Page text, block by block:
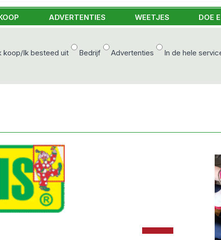
ADVERTENTIES WEETJES DOE
koop/Ik besteed uit Bedrijf Advertenties In de hele